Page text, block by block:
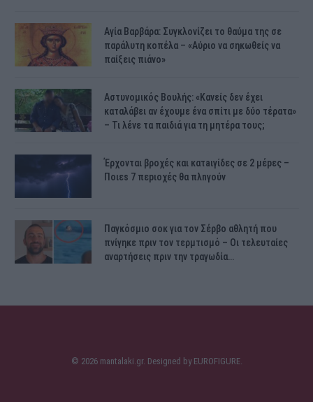
Αγία Βαρβάρα: Συγκλονίζει το θαύμα της σε
παράλυτη κοπέλα – «Αύριο να σηκωθείς να
παίξεις πιάνο»
Αστυνομικός Bουλής: «Κανείς δεν έχει
καταλάβει αν έχουμε ένα σπίτι με δύο τέρατα»
– Τι λένε τα παιδιά για τη μητέρα τους;
Έρχονται βροχές και κατaιγίδες σε 2 μέpες –
Ποιεs 7 πεpιοχές θα πλnγούν
Παγκόσμιο σοκ για τον Σέρβο αθλητή που
πνίγηκε πριν τον τερμτισμό – Οι τελευταίες
αναρτήσεις πριν την τραγωδία…
© 2026 mantalaki.gr. Designed by EUROFIGURE.